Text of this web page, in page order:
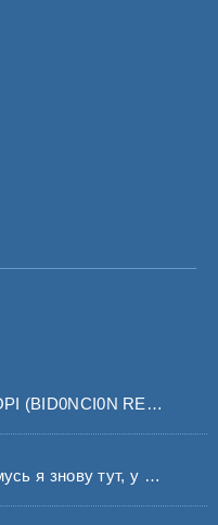
А зорі на небі як твої очі
тебе в спальні серед ночі